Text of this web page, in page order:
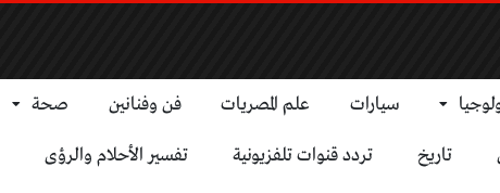
سيارات علم المصريات فن وفنانين صحة
تاريخ تردد قنوات تلفزيونية تفسير الأحلام والرؤى